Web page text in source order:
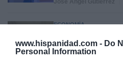
www.hispanidad.com - Do
Personal Information
ECONOMÍA
usuarios de tren
15,5% hasta junio